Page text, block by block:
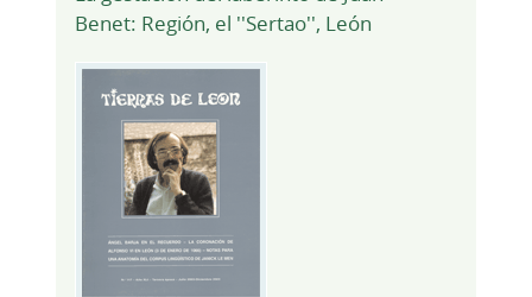
Benet: Región, el ''Sertao'', León